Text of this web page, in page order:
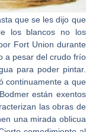
que se les dijo que
los blancos no los
Fort Union durante
a pesar del crudo frío
para poder pintar.
continuamente a que
están exentos
las obras de
una mirada oblicua